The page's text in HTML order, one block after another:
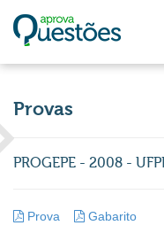
Provas
PROGEPE - 2008 -
Prova Gabarito